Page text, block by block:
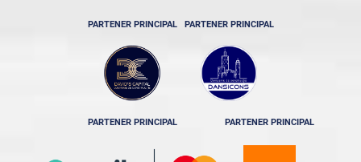
PARTENER PRINCIPAL PARTENER PRINCIPAL
PARTENER PRINCIPAL PARTENER PRINCIPAL